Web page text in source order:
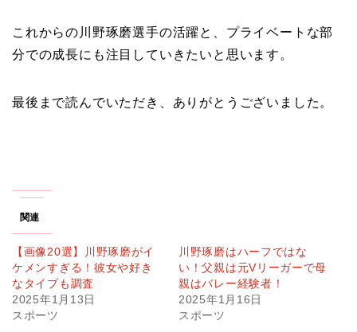
これからの川野琢磨選手の活躍と、プライベートな部
分での成長にも注目していきたいと思います。
最後まで読んでいただき、ありがとうございました。
関連
【画像20選】川野琢磨がイ
ケメンすぎる！彼女や好き
なタイプも調査
2025年1月13日
スポーツ
川野琢磨はハーフではな
い！父親は元Vリーガーで母
親はバレー経験者！
2025年1月16日
スポーツ